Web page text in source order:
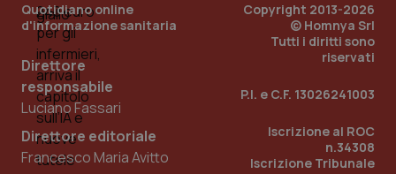
Quotidiano online
d'informazione sanitaria
Direttore
responsabile
Luciano Fassari
Direttore editoriale
Francesco Maria Avitto
Copyright 2013-2026
© Homnya Srl
Tutti i diritti sono
riservati
P.I. e C.F. 13026241003
Iscrizione al ROC
n.34308
Iscrizione Tribunale